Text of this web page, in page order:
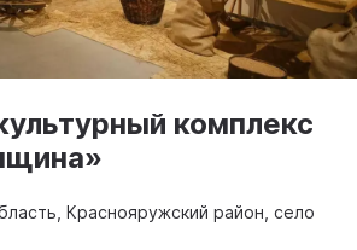
комплекс
Краснояружский район, село